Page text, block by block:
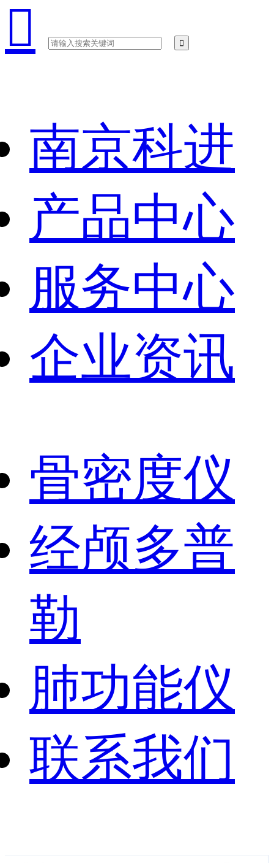

南京科进
产品中心
服务中心
企业资讯
骨密度仪
经颅多普
勒
肺功能仪
联系我们